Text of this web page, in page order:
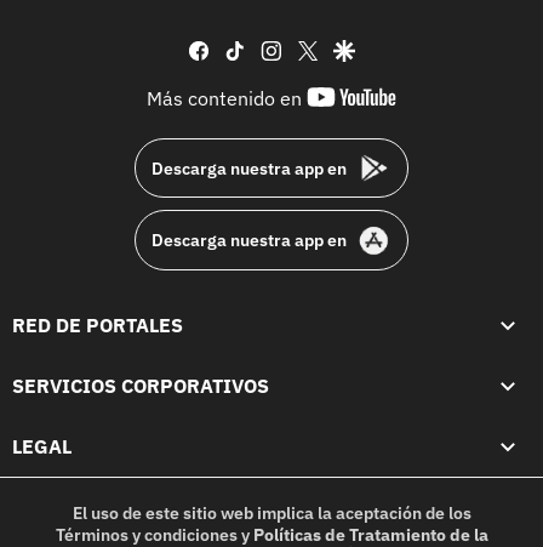
facebook
tiktok instagram
twittergoogle
Más contenido en
youtube-
Descarga nuestra app en
Descarga nuestra app en
RED DE PORTALES
SERVICIOS CORPORATIVOS
LEGAL
El uso de este sitio web implica la aceptación de los
Términos y condicionesy Políticas de Tratamiento de la